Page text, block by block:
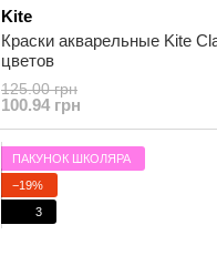
Kite
Краски акварельные Kite
цветов
125.00 грн
100.94 грн
ПАКУНОК ШКОЛЯРА
−19%
3